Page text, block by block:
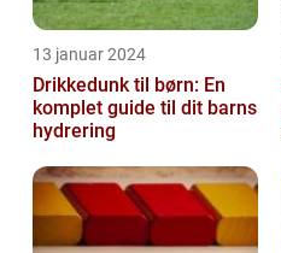
13 januar 2024
Drikkedunk til børn: En
komplet guide til dit barns
hydrering